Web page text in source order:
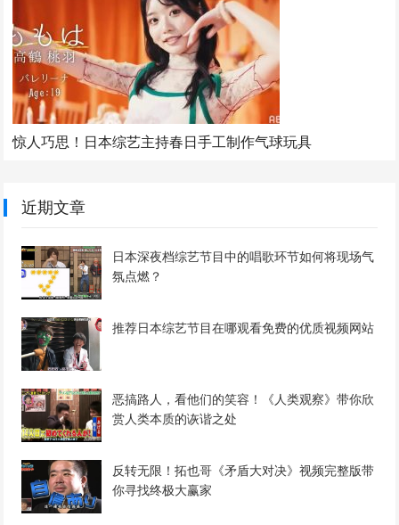
惊人巧思！日本综艺主持春日手工制作气球玩具
近期文章
日本深夜档综艺节目中的唱歌环节如何将现场气
氛点燃？
推荐日本综艺节目在哪观看免费的优质视频网站
恶搞路人，看他们的笑容！《人类观察》带你欣
赏人类本质的诙谐之处
反转无限！拓也哥《矛盾大对决》视频完整版带
你寻找终极大赢家